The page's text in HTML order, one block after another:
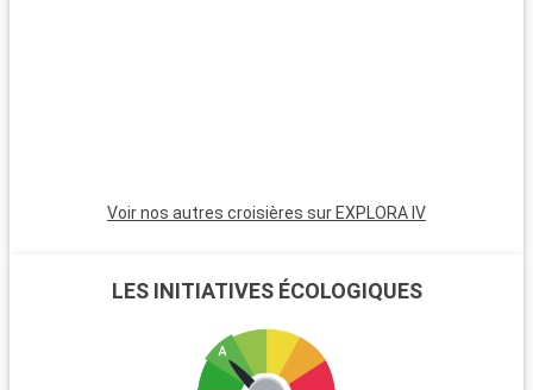
Voir nos autres croisières sur EXPLORA IV
LES INITIATIVES ÉCOLOGIQUES